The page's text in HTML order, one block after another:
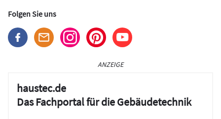
Folgen Sie uns
ANZEIGE
haustec.de
Das Fachportal für die Gebäudetechnik